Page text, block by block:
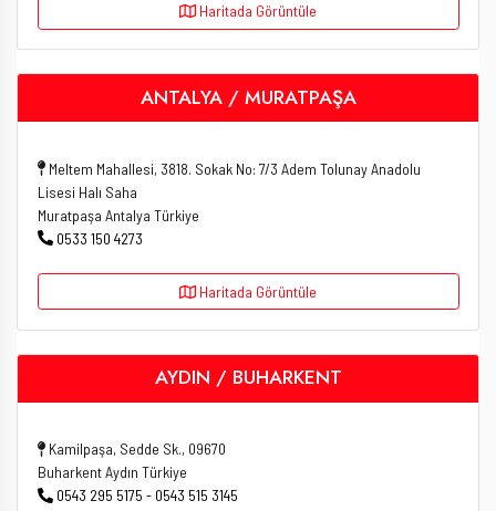
Haritada Görüntüle
ANTALYA / MURATPAŞA
Meltem Mahallesi, 3818. Sokak No: 7/3 Adem Tolunay Anadolu
Lisesi Halı Saha
Muratpaşa Antalya Türkiye
0533 150 4273
Haritada Görüntüle
AYDIN / BUHARKENT
Kamilpaşa, Sedde Sk., 09670
Buharkent Aydın Türkiye
0543 295 5175 - 0543 515 3145